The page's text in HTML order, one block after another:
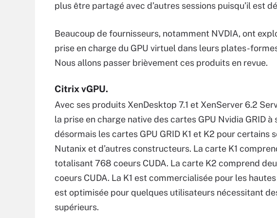
plus être partagé avec d’autres sessions puisqu’il est
Beaucoup de fournisseurs, notamment NVDIA, ont
prise en charge du GPU virtuel dans leurs plates-
Nous allons passer brièvement ces produits en revue.
Citrix vGPU.
Avec ses produits XenDesktop 7.1 et XenServer 6.2
la prise en charge native des cartes GPU Nvidia GRID
désormais les cartes GPU GRID K1 et K2 pour certains
Nutanix et d’autres constructeurs. La carte K1
totalisant 768 coeurs CUDA. La carte K2 comprend
coeurs CUDA. La K1 est commercialisée pour les
est optimisée pour quelques utilisateurs nécessitant
supérieurs.